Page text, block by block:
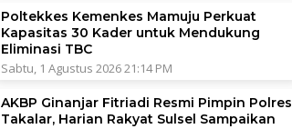
Poltekkes Kemenkes Mamuju Perkuat
Kapasitas 30 Kader untuk Mendukung
Eliminasi TBC
Sabtu, 1 Agustus 2026 21:14 PM
AKBP Ginanjar Fitriadi Resmi Pimpin Polres
Takalar, Harian Rakyat Sulsel Sampaikan